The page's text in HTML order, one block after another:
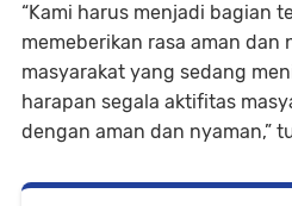
“Kami harus menjadi bagian
memeberikan rasa aman dan
masyarakat yang sedang
harapan segala aktifitas
dengan aman dan nyaman,”